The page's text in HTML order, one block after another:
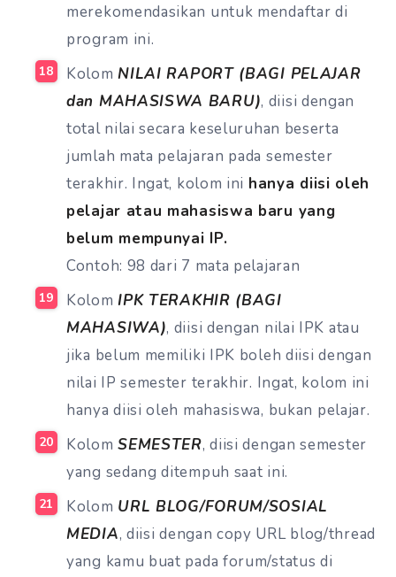
merekomendasikan untuk mendaftar di
program ini.
KolomNILAI RAPORT (BAGI PELAJAR
dan MAHASISWA BARU), diisi dengan
total nilai secara keseluruhan beserta
jumlah mata pelajaran pada semester
terakhir. Ingat, kolom ini hanya diisi oleh
pelajar atau mahasiswa baru yang
belum mempunyai IP.
Contoh: 98 dari 7 mata pelajaran
KolomIPK TERAKHIR (BAGI
MAHASIWA), diisi dengan nilai IPK atau
jika belum memiliki IPK boleh diisi dengan
nilai IP semester terakhir. Ingat, kolom ini
hanya diisi oleh mahasiswa, bukan pelajar.
KolomSEMESTER, diisi dengan semester
yang sedang ditempuh saat ini.
Kolom URL BLOG/FORUM/SOSIAL
MEDIA, diisi dengan copy URL blog/thread
yang kamu buat pada forum/status di